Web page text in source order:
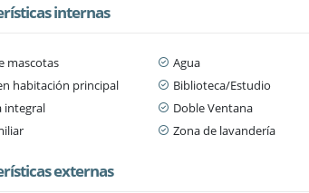
internas
mascotas Agua
habitación principal
Biblioteca/Estudio
integral
Doble Ventana
Zona de lavandería
externas